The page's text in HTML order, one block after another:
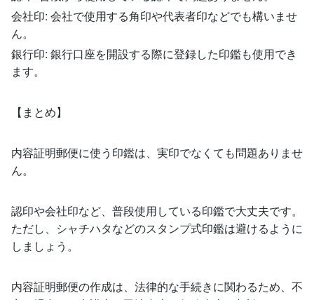
会社印: 会社で使用する角印や代表者印などでも構いませ
ん。
銀行印: 銀行口座を開設する際に登録した印鑑も使用でき
ます。
【まとめ】
内容証明郵便に使う印鑑は、実印でなくても問題ありませ
ん。
認印や会社印など、普段使用している印鑑で大丈夫です。
ただし、シャチハタなどのスタンプ式印鑑は避けるように
しましょう。
内容証明郵便の作成は、法律的な手続きに関わるため、不